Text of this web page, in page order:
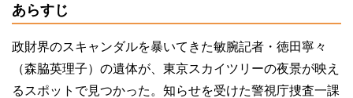
あらすじ
政財界のスキャンダルを暴いてきた敏腕記者・徳田寧々
（森脇英理子）の遺体が、東京スカイツリーの夜景が映え
るスポットで見つかった。知らせを受けた警視庁捜査一課